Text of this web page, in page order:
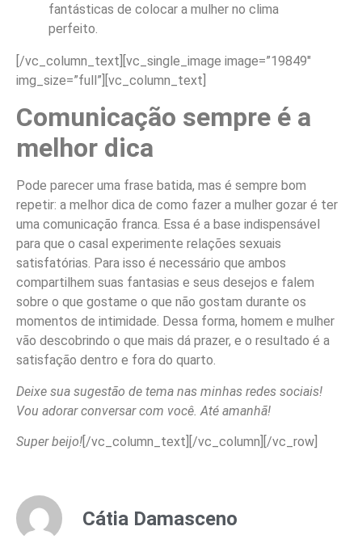
fantásticas de colocar a mulher no clima
perfeito.
[/vc_column_text][vc_single_image image=”19849″
img_size=”full”][vc_column_text]
Comunicação sempre é a
melhor dica
Pode parecer uma frase batida, mas é sempre bom
repetir: a melhor dica de como fazer a mulher gozar é ter
uma comunicação franca. Essa é a base indispensável
para que o casal experimente relações sexuais
satisfatórias. Para isso é necessário que ambos
compartilhem suas fantasias e seus desejos e falem
sobre o que gostame o que não gostam durante os
momentos de intimidade. Dessa forma, homem e mulher
vão descobrindo o que mais dá prazer, e o resultado é a
satisfação dentro e fora do quarto.
Deixe sua sugestão de tema nas minhas redes sociais!
Vou adorar conversar com você. Até amanhã!
Super beijo! [/vc_column_text][/vc_column][/vc_row]
Cátia Damasceno